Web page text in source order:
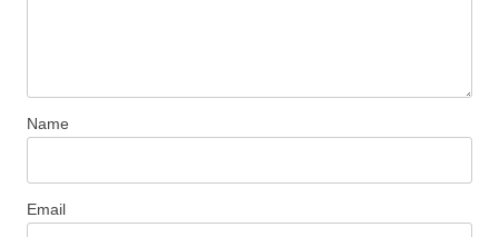
Name
Email